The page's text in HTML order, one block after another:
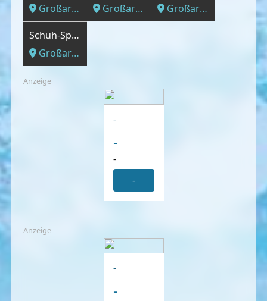
Großarl, Salzburger Land
Großarl, Salzburger Land
Großarl, Salzburger Land
Schuh-Sport Kendlbacher Sport 2000
Großarl, Salzburger Land
Anzeige
-
-
-
-
Anzeige
-
-